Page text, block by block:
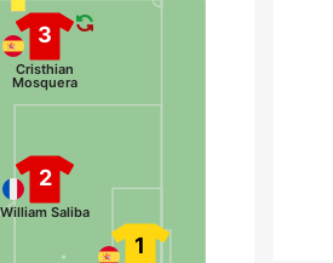
1
2
William Saliba
3
Cristhian
Mosquera